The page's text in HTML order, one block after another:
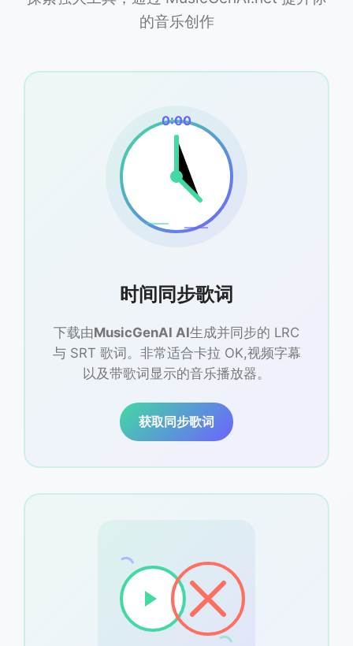
的音乐创作
0:00
时间同步歌词
下载由MusicGenAI AI生成并同步的 LRC
与 SRT 歌词。非常适合卡拉 OK,视频字幕
以及带歌词显示的音乐播放器。
获取同步歌词